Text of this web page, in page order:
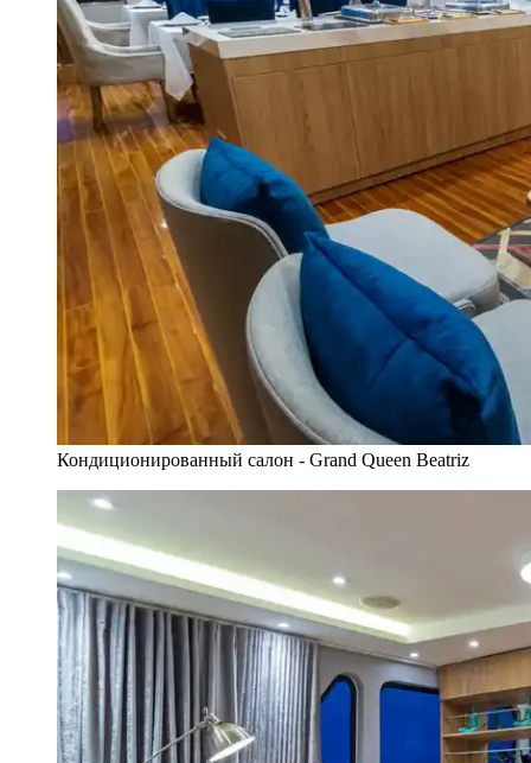
Кондиционированный салон - Grand Queen Beatriz